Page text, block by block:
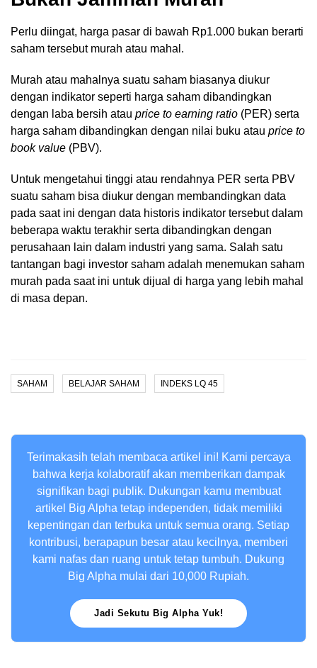
Perlu diingat, harga pasar di bawah Rp1.000 bukan berarti
saham tersebut murah atau mahal.
Murah atau mahalnya suatu saham biasanya diukur
dengan indikator seperti harga saham dibandingkan
dengan laba bersih atau price to earning ratio (PER) serta
harga saham dibandingkan dengan nilai buku atau price to
book value (PBV).
Untuk mengetahui tinggi atau rendahnya PER serta PBV
suatu saham bisa diukur dengan membandingkan data
pada saat ini dengan data historis indikator tersebut dalam
beberapa waktu terakhir serta dibandingkan dengan
perusahaan lain dalam industri yang sama. Salah satu
tantangan bagi investor saham adalah menemukan saham
murah pada saat ini untuk dijual di harga yang lebih mahal
di masa depan.
SAHAM BELAJAR SAHAM INDEKS LQ 45
Terimakasih telah membaca artikel ini! Kami percaya
bahwa kerja kolaboratif akan memberikan dampak
signifikan bagi publik. Dukungan kamu membuat
artikel Big Alpha tetap independen, tidak memiliki
kepentingan dan terbuka untuk semua orang. Setiap
kontribusi, berapapun besar atau kecilnya, memberi
kami nafas dan ruang untuk tetap tumbuh. Dukung
Big Alpha mulai dari 10,000 Rupiah.
Jadi Sekutu Big Alpha Yuk!